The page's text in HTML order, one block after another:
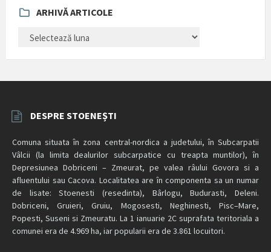
ARHIVĂ ARTICOLE
ARTICOLE
DESPRE STOENEȘTI
Comuna situata în zona central-nordica a judetului, în Subcarpatii
Vâlcii (la limita dealurilor subcarpatice cu treapta muntilor), în
Depresiunea Dobriceni – Zmeurat, pe valea râului Govora si a
afluentului sau Cacova. Localitatea are în componenta sa un numar
de lisate: Stoenesti (resedinta), Bârlogu, Budurasti, Deleni.
Dobriceni, Gruieri, Gruiu, Mogosesti, Neghinesti, Pisc–Mare,
Popesti, Suseni si Zmeuratu. La 1 ianuarie 2C suprafata teritoriala a
comunei era de 4.969 ha, iar popularii era de 3.861 locuitori.